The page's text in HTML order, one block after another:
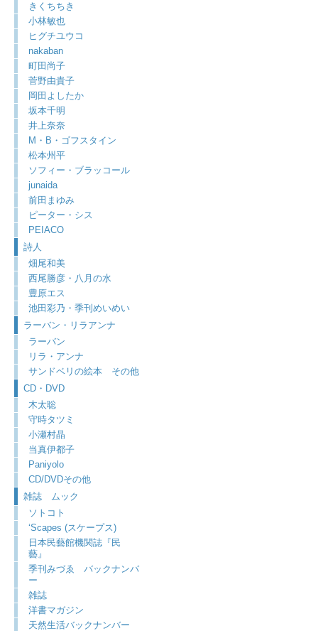
きくちちき
小林敏也
ヒグチユウコ
nakaban
町田尚子
菅野由貴子
岡田よしたか
坂本千明
井上奈奈
M・B・ゴフスタイン
松本州平
ソフィー・ブラッコール
junaida
前田まゆみ
ピーター・シス
PEIACO
詩人
畑尾和美
西尾勝彦・八月の水
豊原エス
池田彩乃・季刊めいめい
ラーバン・リラアンナ
ラーバン
リラ・アンナ
サンドベリの絵本 その他
CD・DVD
木太聡
守時タツミ
小瀬村晶
当真伊都子
Paniyolo
CD/DVDその他
雑誌 ムック
ソトコト
‘Scapes (スケープス)
日本民藝館機関誌『民
藝』
季刊みづゑ バックナンバ
ー
雑誌
洋書マガジン
天然生活バックナンバー